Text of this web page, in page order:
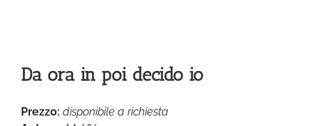
Da ora in poi decido io
Prezzo: disponibile a richiesta